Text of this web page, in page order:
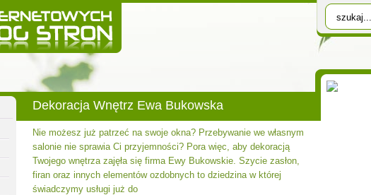
Dekoracja Wnętrz Ewa Bukowska
Nie możesz już patrzeć na swoje okna? Przebywanie we własnym
salonie nie sprawia Ci przyjemności? Pora więc, aby dekoracją
Twojego wnętrza zajęła się firma Ewy Bukowskie. Szycie zasłon,
firan oraz innych elementów ozdobnych to dziedzina w której
świadczymy usługi już do